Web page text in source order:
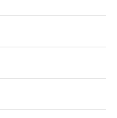
Strona główna